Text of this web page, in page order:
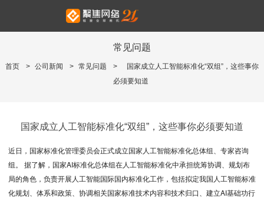
常见问题
首页 > 公司新闻 > 常见问题 >
国家成立人工智能标准化“双组”，这些事你
必须要知道
国家成立人工智能标准化“双组”，这些事你必须要知道
近日，国家标准化管理委员会正式成立国家人工智能标准化总体组、专家咨询
组。 据了解，国家AI标准化总体组在人工智能标准化中承担统筹协调、规划布
局的角色，负责开展人工智能国际国内标准化工作，包括拟定我国人工智能标准
化规划、体系和政策、协调相关国家标准技术内容和技术归口、建立AI基础功行